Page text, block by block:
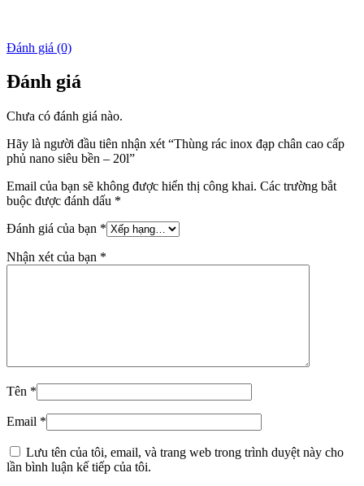
Đánh giá (0)
Đánh giá
Chưa có đánh giá nào.
Hãy là người đầu tiên nhận xét “Thùng rác inox đạp chân cao cấp
phủ nano siêu bền – 20l”
Email của bạn sẽ không được hiển thị công khai. Các trường bắt
buộc được đánh dấu *
Đánh giá của bạn *
Nhận xét của bạn *
Tên *
Email *
Lưu tên của tôi, email, và trang web trong trình duyệt này cho
lần bình luận kế tiếp của tôi.